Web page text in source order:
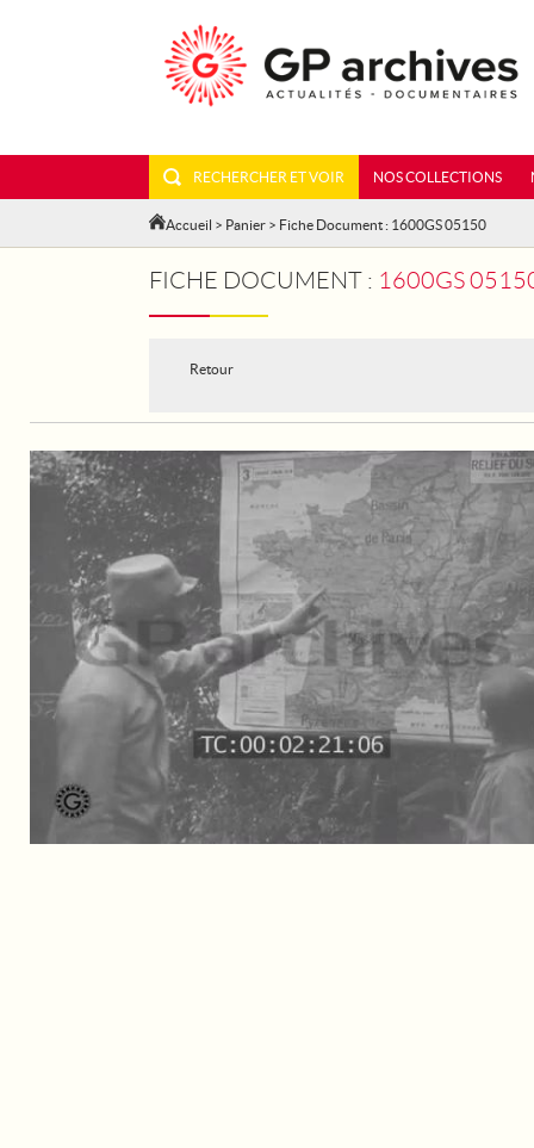
RECHERCHER ET VOIR NOS COLLECTIONS
Accueil > Panier > Fiche Document : 1600GS 05150
FICHE DOCUMENT : 1600GS
Retour